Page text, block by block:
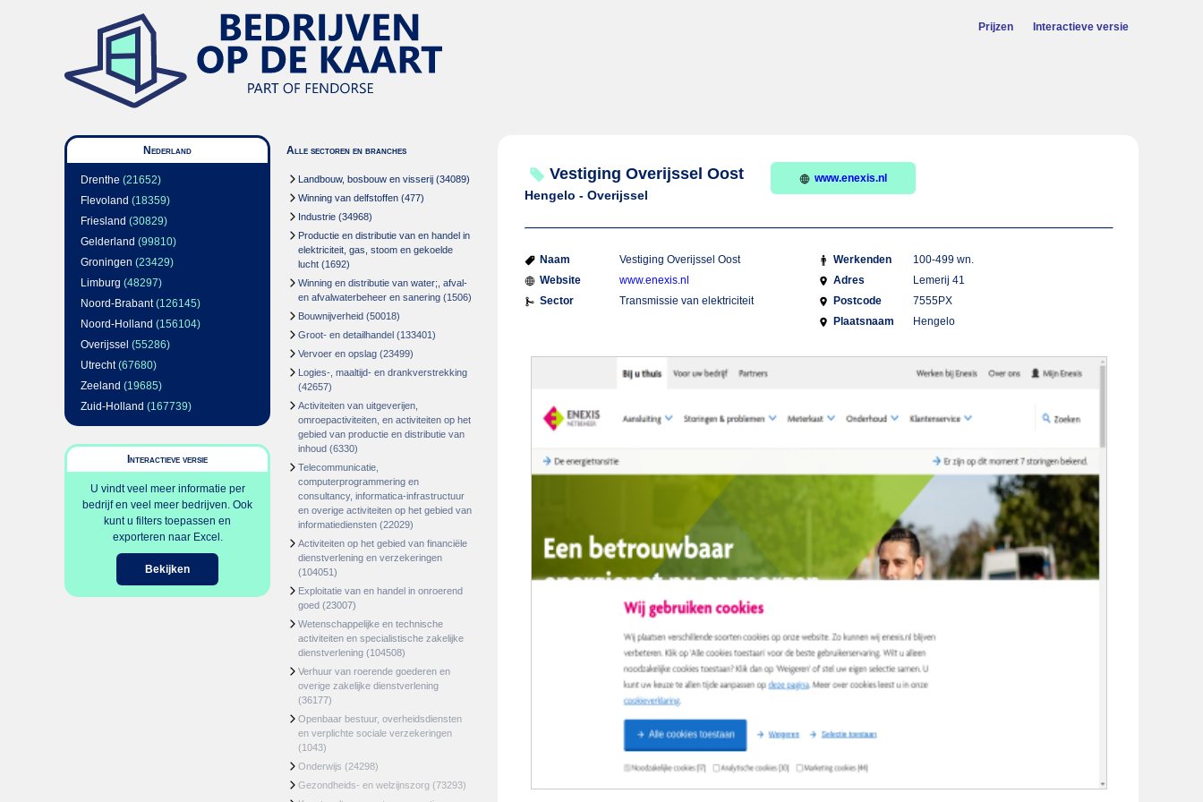
Prijzen Interactieve versie
Nederland
Drenthe (21652)
Flevoland (18359)
Friesland (30829)
Gelderland (99810)
Groningen (23429)
Limburg (48297)
Noord-Brabant(126145)
Noord-Holland (156104)
Overijssel (55286)
Utrecht(67680)
Zeeland (19685)
Zuid-Holland (167739)
Interactieve versie
U vindt veel meer informatie per
bedrijf en veel meer bedrijven. Ook
kunt u filters toepassen en
exporteren naar Excel.
Bekijken
Alle sectoren en branches
Landbouw, bosbouw en visserij (34089)
Winning van delfstoffen (477)
Industrie (34968)
Productie en distributie van en handel in
elektriciteit, gas, stoom en gekoelde
lucht (1692)
Winning en distributie van water;, afval-
en afvalwaterbeheer en sanering (1506)
Bouwnijverheid (50018)
Groot- en detailhandel (133401)
Vervoer en opslag (23499)
Logies-, maaltijd- en drankverstrekking
(42657)
Activiteiten van uitgeverijen,
omroepactiviteiten, en activiteiten op het
gebied van productie en distributie van
inhoud (6330)
Telecommunicatie,
computerprogrammering en
consultancy, informatica-infrastructuur
en overige activiteiten op het gebied van
informatiediensten (22029)
Activiteiten op het gebied van financiële
dienstverlening en verzekeringen
(104051)
Exploitatie van en handel in onroerend
goed (23007)
Wetenschappelijke en technische
activiteiten en specialistische zakelijke
dienstverlening (104508)
Verhuur van roerende goederen en
overige zakelijke dienstverlening
(36177)
Openbaar bestuur, overheidsdiensten
en verplichte sociale verzekeringen
(1043)
Onderwijs (24298)
Gezondheids- en welzijnszorg (73293)
Vestiging Overijssel Oost
Hengelo - Overijssel
www.enexis.nl
Naam
Vestiging Overijssel Oost
Website
www.enexis.nl
Sector
Transmissie van elektriciteit
Werkenden
100-499 wn.
Adres
Lemerij 41
Postcode
7555PX
Plaatsnaam
Hengelo